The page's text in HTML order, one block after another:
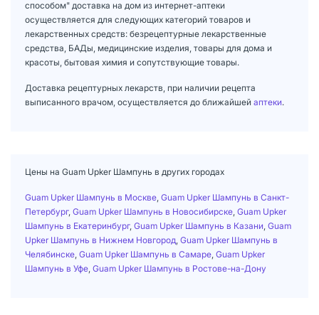
способом" доставка на дом из интернет-аптеки
осуществляется для следующих категорий товаров и
лекарственных средств: безрецептурные лекарственные
средства, БАДы, медицинские изделия, товары для дома и
красоты, бытовая химия и сопутствующие товары.
Доставка рецептурных лекарств, при наличии рецепта
выписанного врачом, осуществляется до ближайшей аптеки.
Цены на Guam Upker Шампунь в других городах
Guam Upker Шампунь в Москве Guam Upker Шампунь в Санкт-
Петербург, Guam Upker Шампунь в Новосибирске Guam Upker
Шампунь в Екатеринбург, Guam Upker Шампунь в Казани Guam
Upker Шампунь в Нижнем Новгород Guam Upker Шампунь в
Челябинске Guam Upker Шампунь в Самаре Guam Upker
Шампунь в Уфе Guam Upker Шампунь в Ростове-на-Дону